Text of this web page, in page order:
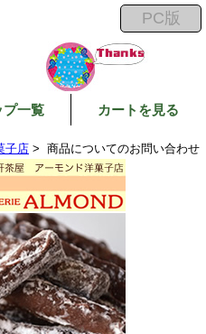
プ一覧 カートを見る
子店 > 商品についてのお問い合わせ